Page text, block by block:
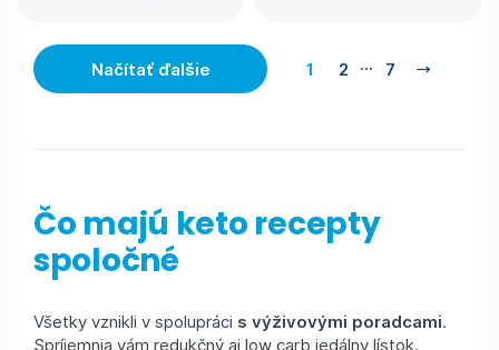
Načítať ďalšie 1 2 … 7
Čo majú keto recepty
spoločné
Všetky vznikli v spolupráci s výživovými poradcami.
Spríjemnia vám redukčný aj low carb jedálny lístok.